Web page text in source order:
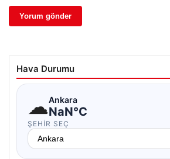
Hava Durumu
☁Ankara
NaN°C
ŞEHIR SEÇ